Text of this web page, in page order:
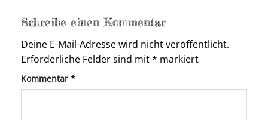
Schreibe einen Kommentar
Deine E-Mail-Adresse wird nicht veröffentlicht.
Erforderliche Felder sind mit* markiert
Kommentar *